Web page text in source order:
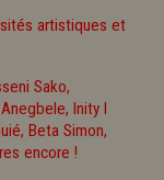
artistiques et
Sako,
Inity I
Beta Simon,
encore !